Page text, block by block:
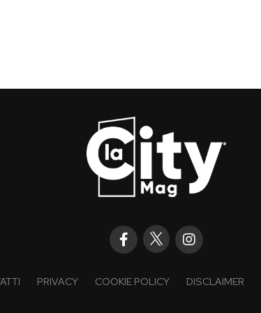
PRIVACY COOKIE POLICY DISCLAIMER